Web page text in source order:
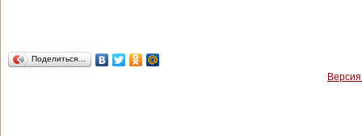
Поделиться…